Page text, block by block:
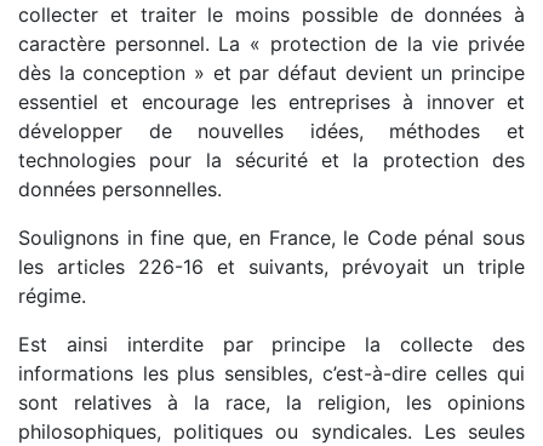
collecter et traiter le moins possible de données à
caractère personnel. La « protection de la vie privée
dès la conception » et par défaut devient un principe
essentiel et encourage les entreprises à innover et
développer de nouvelles idées, méthodes et
technologies pour la sécurité et la protection des
données personnelles.
Soulignons in fine que, en France, le Code pénal sous
les articles 226-16 et suivants, prévoyait un triple
régime.
Est ainsi interdite par principe la collecte des
informations les plus sensibles, c’est-à-dire celles qui
sont relatives à la race, la religion, les opinions
philosophiques, politiques ou syndicales. Les seules